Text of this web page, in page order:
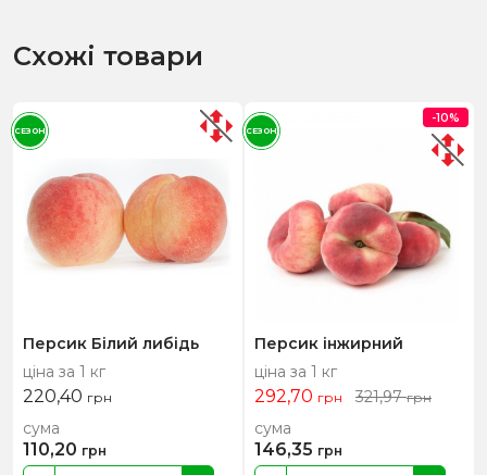
Схожі товари
Персик Білий либідь
ціна за 1 кг
220,40 грн
сума
110,20 грн
СЕЗОН
Персик інжирний
ціна за 1 кг
292,70 грн 321,97грн
сума
146,35 грн
-10%
СЕЗОН